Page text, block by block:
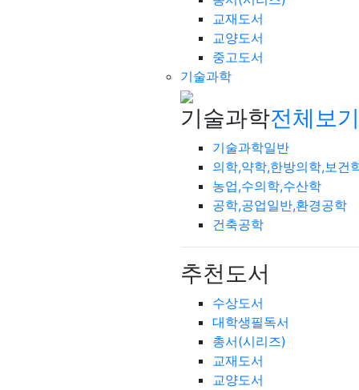
교재도서
교양도서
중고도서
기술과학
기술과학전체보
기술과학일반
의학,약학,한방의학,보건
농업,수의학,수산학
공학,공업일반,환경공학
건축공학
추천도서
수상도서
대학생필독서
총서(시리즈)
교재도서
교양도서